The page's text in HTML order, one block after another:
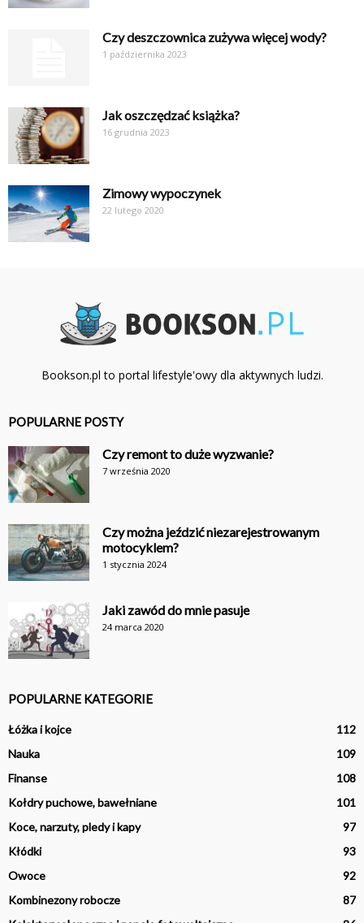
Czy deszczownica zużywa więcej wody?
1 października 2023
Jak oszczędzać książka?
16 grudnia 2023
Zimowy wypoczynek
22 lutego 2020
Bookson.pl to portal lifestyle'owy dla aktywnych ludzi.
POPULARNE POSTY
Czy remont to duże wyzwanie?
7 września 2020
Czy można jeździć niezarejestrowanym
motocyklem?
1 stycznia 2024
Jaki zawód do mnie pasuje
24 marca 2020
POPULARNE KATEGORIE
Łóżka i kojce
112
Nauka
109
Finanse
108
Kołdry puchowe, bawełniane
101
Koce, narzuty, pledy i kapy
97
Kłódki
93
Owoce
92
Kombinezony robocze
87